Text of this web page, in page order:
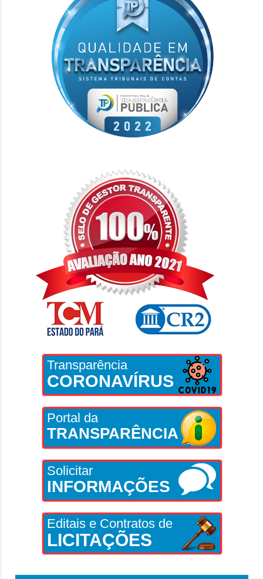
Transparência
CORONAVÍRUS
Portal da
TRANSPARÊNCIA
Solicitar
INFORMAÇÕES
Editais e Contratos de
LICITAÇÕES